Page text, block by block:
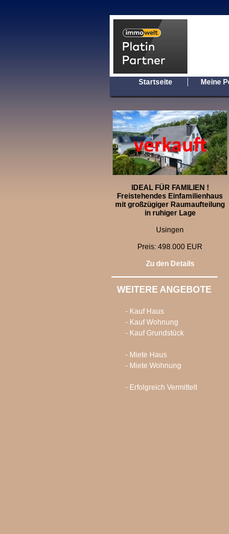
Startseite | Meine
IDEAL FÜR FAMILIEN !
Freistehendes Einfamilienhaus
mit großzügiger Raumaufteilung
in ruhiger Lage
Usingen
Preis: 498.000 EUR
Zu den Details
WEITERE ANGEBOTE
- Kauf Haus
- Kauf Wohnung
- Kauf Grundstück
- Miete Haus
- Miete Wohnung
- Erfolgreich Vermittelt